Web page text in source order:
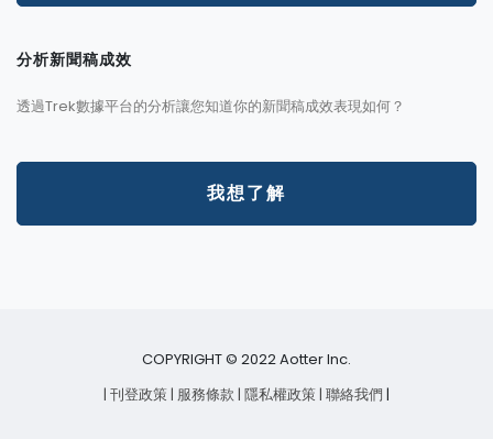
分析新聞稿成效
透過Trek數據平台的分析讓您知道你的新聞稿成效表現如何？
我想了解
COPYRIGHT © 2022 Aotter Inc.
| 刊登政策| 服務條款| 隱私權政策| 聯絡我們 |